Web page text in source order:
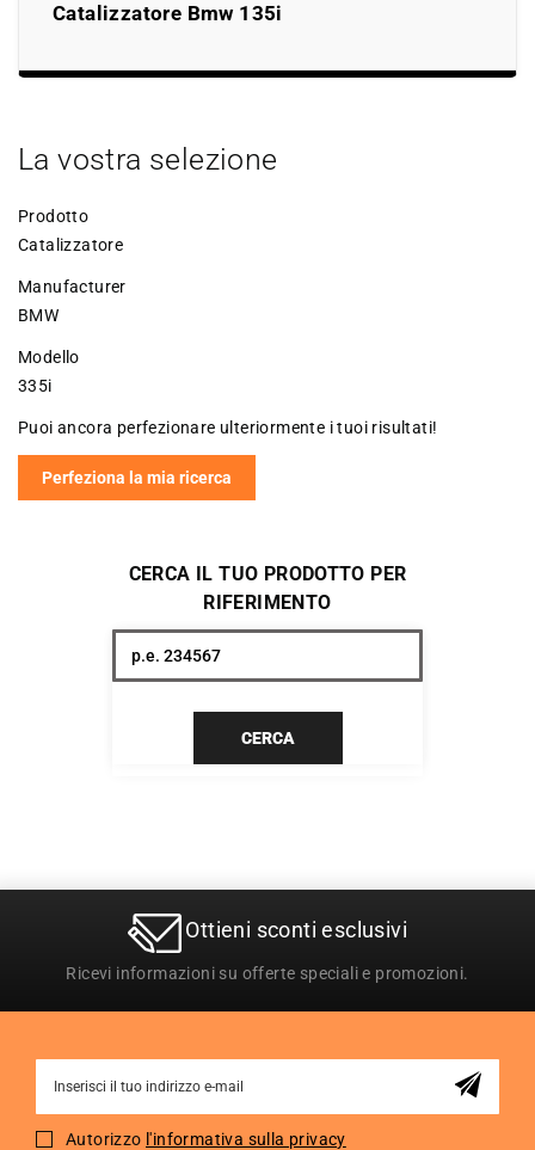
Catalizzatore Bmw 135i
La vostra selezione
Prodotto
Catalizzatore
Manufacturer
BMW
Modello
335i
Puoi ancora perfezionare ulteriormente i tuoi risultati!
Perfeziona la mia ricerca
CERCA IL TUO PRODOTTO PER
RIFERIMENTO
CERCA
Ottieni sconti esclusivi
Ricevi informazioni su offerte speciali e promozioni.
for
Autorizzo l'informativa sulla privacy